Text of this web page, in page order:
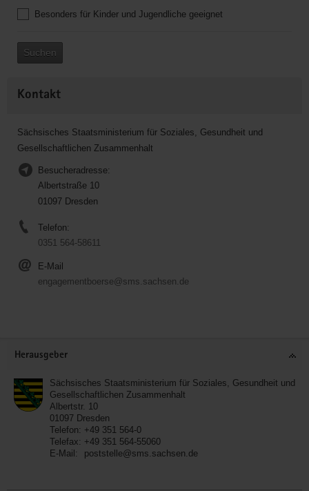
Besonders für Kinder und Jugendliche geeignet
Suchen
Kontakt
Sächsisches Staatsministerium für Soziales, Gesundheit und
Gesellschaftlichen Zusammenhalt
Besucheradresse:
Albertstraße 10
01097 Dresden
Telefon:
0351 564-58611
E-Mail
engagementboerse@sms.sachsen.de
Herausgeber
Sächsisches Staatsministerium für Soziales, Gesundheit und
Gesellschaftlichen Zusammenhalt
Albertstr. 10
01097 Dresden
Telefon: +49 351 564-0
Telefax: +49 351 564-55060
E-Mail:
poststelle@sms.sachsen.de